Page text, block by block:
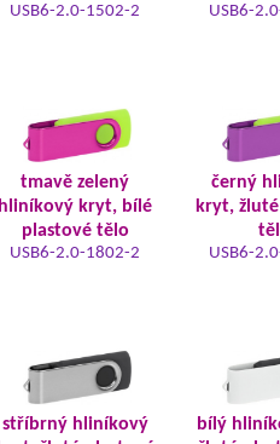
USB6-2.0-1502-2 USB6-
tmavě zelený
hliníkový kryt, bílé
plastové tělo
USB6-2.0-1802-2
černý
kryt,
USB6-
stříbrný hliníkový
bílý